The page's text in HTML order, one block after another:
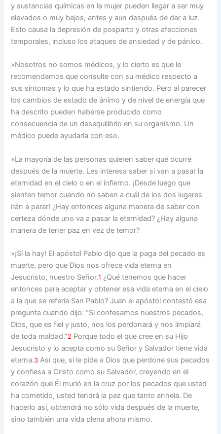
y sustancias químicas en la mujer pueden llegar a ser muy
elevados o muy bajos, antes y aun después de dar a luz.
Esto causa la depresión de posparto y otras afecciones
temporales, incluso los ataques de ansiedad y de pánico.
»Nosotros no somos médicos, y lo cierto es que le
recomendamos que consulte con su médico respecto a
sus síntomas y lo que ha estado sintiendo. Pero al parecer
los cambios de estado de ánimo y de nivel de energía que
ha descrito pueden haberse producido como
consecuencia de un desequilibrio en su organismo. Un
médico puede ayudarla con eso.
»La mayoría de las personas quieren saber qué ocurre
después de la muerte. Les interesa saber si van a pasar la
eternidad en el cielo o en el infierno. ¡Desde luego que
sienten temor cuando no saben a cuál de los dos lugares
irán a parar! ¿Hay entonces alguna manera de saber con
certeza dónde uno va a pasar la eternidad? ¿Hay alguna
manera de tener paz en vez de temor?
»¡Sí la hay! El apóstol Pablo dijo que la paga del pecado es
muerte, pero que Dios nos ofrece vida eterna en
Jesucristo, nuestro Señor.1 ¿Qué tenemos que hacer
entonces para aceptar y obtener esa vida eterna en el cielo
a la que se refería San Pablo? Juan el apóstol contestó esa
pregunta cuando dijo: “Si confesamos nuestros pecados,
Dios, que es fiel y justo, nos los perdonará y nos limpiará
de toda maldad.”2 Porque todo el que cree en su Hijo
Jesucristo y lo acepta como su Señor y Salvador tiene vida
eterna.3 Así que, si le pide a Dios que perdone sus pecados
y confiesa a Cristo como su Salvador, creyendo en el
corazón que Él murió en la cruz por los pecados que usted
ha cometido, usted tendrá la paz que tanto anhela. De
hacerlo así, obtendrá no sólo vida después de la muerte,
sino también una vida plena ahora mismo.